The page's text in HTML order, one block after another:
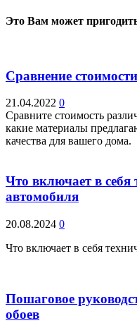
Это Вам может
Сравнение
21.04.2022 0
Сравните стоимость
какие материалы
качества для вашего дома.
Что включает в себя
автомобиля
20.08.2024 0
Что включает в себя
Пошаговое
обоев